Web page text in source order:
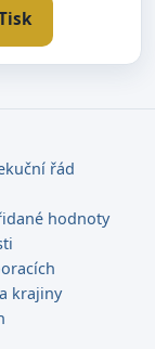
řád
hodnoty
krajiny